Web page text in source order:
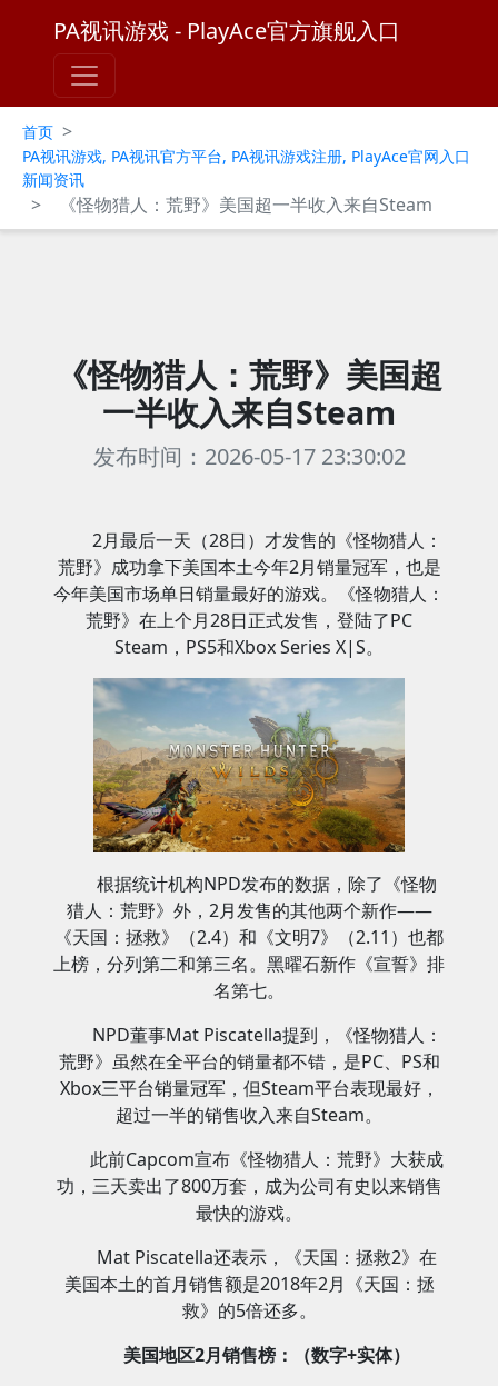
PA视讯游戏 - PlayAce官方旗舰入口
首页 >
PA视讯游戏, PA视讯官方平台, PA视讯游戏注册, PlayAce官网入口
新闻资讯
> 《怪物猎人：荒野》美国超一半收入来自Steam
《怪物猎人：荒野》美国超
一半收入来自Steam
发布时间：2026-05-17 23:30:02
2月最后一天（28日）才发售的《怪物猎人：
荒野》成功拿下美国本土今年2月销量冠军，也是
今年美国市场单日销量最好的游戏。《怪物猎人：
荒野》在上个月28日正式发售，登陆了PC
Steam，PS5和Xbox Series X|S。
根据统计机构NPD发布的数据，除了《怪物
猎人：荒野》外，2月发售的其他两个新作——
《天国：拯救》（2.4）和《文明7》（2.11）也都
上榜，分列第二和第三名。黑曜石新作《宣誓》排
名第七。
NPD董事Mat Piscatella提到，《怪物猎人：
荒野》虽然在全平台的销量都不错，是PC、PS和
Xbox三平台销量冠军，但Steam平台表现最好，
超过一半的销售收入来自Steam。
此前Capcom宣布《怪物猎人：荒野》大获成
功，三天卖出了800万套，成为公司有史以来销售
最快的游戏。
Mat Piscatella还表示，《天国：拯救2》在
美国本土的首月销售额是2018年2月《天国：拯
救》的5倍还多。
美国地区2月销售榜：（数字+实体）